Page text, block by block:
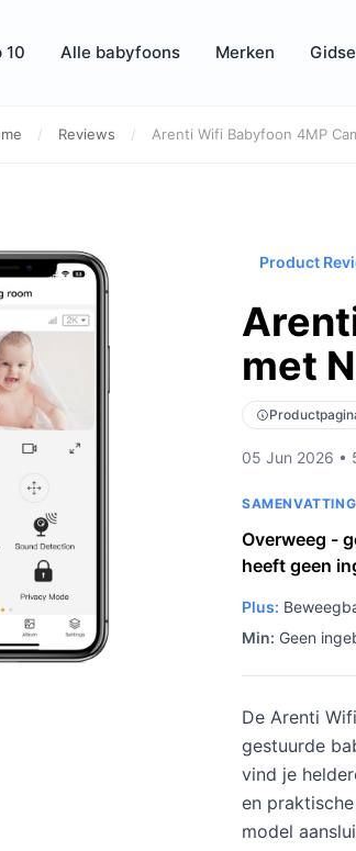
10 Alle babyfoons Merken
/ Reviews / Arenti Wifi Babyfoon 4MP
Product
met
05 Jun 2026 •
SAMENVATTING
Overweeg -
heeft geen
Plus:
Min: Geen
De Arenti
gestuurde
vind je
en
model